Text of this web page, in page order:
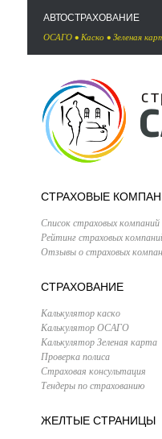
АВТОСТРАХОВАНИЕ
ОСАГО • Каско • Зеленая
СТРАХОВЫЕ
Список страховых компаний
Рейтинг страховых
Отзывы о страховых
СТРАХОВАНИЕ
Калькулятор каско
Калькулятор ОСАГО
Калькулятор Зеленая карта
Проверка полиса
Страховая консультация
Тендеры по страхованию
ЖЕЛТЫЕ СТРАНИЦЫ